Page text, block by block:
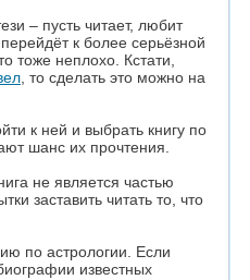
– пусть читает, любит
к более серьёзной
тоже неплохо. Кстати,
, то сделать это можно на
к ней и выбрать книгу по
шанс их прочтения.
не является частью
заставить читать то, что
по астрологии. Если
известных